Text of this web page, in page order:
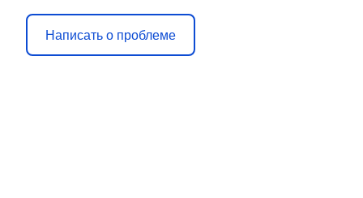
Написать о проблеме